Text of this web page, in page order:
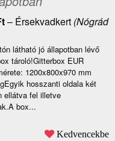
– Érsekvadkert(Nógrád
látható jó állapotban lévő
tároló!Gitterbox EUR
1200x800x970 mm
hosszanti oldala két
ellátva fel illetve
box...
Kedvencekbe